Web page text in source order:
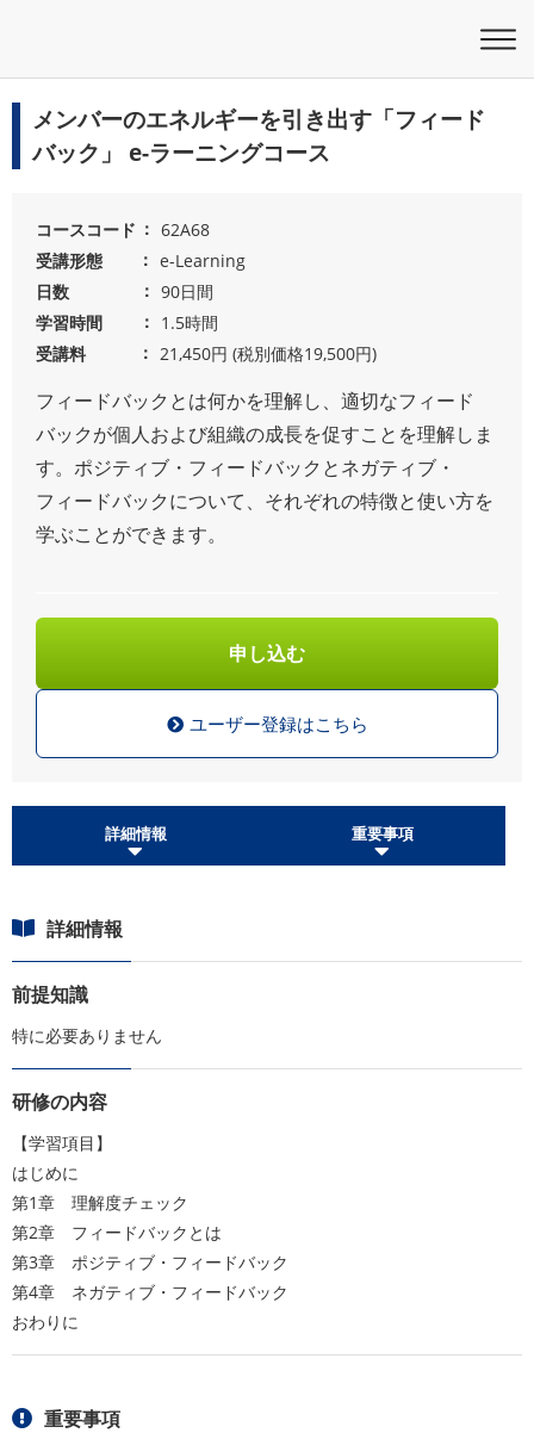
メンバーのエネルギーを引き出す「フィード
バック」 e-ラーニングコース
コースコード
62A68
受講形態
e-Learning
日数
90日間
学習時間
1.5時間
受講料
21,450円 (税別価格19,500円)
フィードバックとは何かを理解し、適切なフィード
バックが個人および組織の成長を促すことを理解しま
す。ポジティブ・フィードバックとネガティブ・
フィードバックについて、それぞれの特徴と使い方を
学ぶことができます。
申し込む
ユーザー登録はこちら
詳細情報 重要事項
詳細情報
前提知識
特に必要ありません
研修の内容
【学習項目】
はじめに
第1章 理解度チェック
第2章 フィードバックとは
第3章 ポジティブ・フィードバック
第4章 ネガティブ・フィードバック
おわりに
重要事項